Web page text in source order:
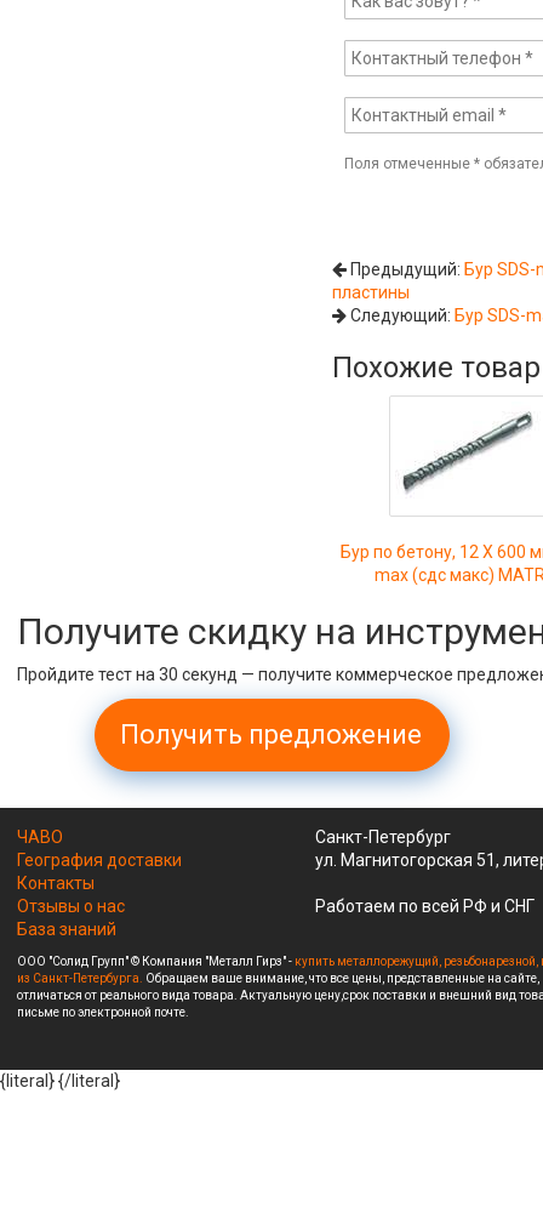
Поля отмеченные*
Предыдущий: Бур
пластины
Следующий: Бур SDS-
Похожие
Бур по бетону, 12 Х 600
max (сдс макс)
Получите скидку на
Пройдите тест на 30 секунд — получите коммерческое
Получить предложение
ЧАВО
География доставки
Контакты
Отзывы о нас
База знаний
Санкт-Петербург
ул. Магнитогорская 51,
Работаем по всей РФ и СНГ
ООО "Солид Групп" © Компания "Металл Гирз" - купить металлорежущий,
из Санкт-Петербурга. Обращаем ваше внимание, что все цены, представленные на
отличаться от реального вида товара. Актуальную цену,срок поставки и внешний вид
письме по электронной почте.
{literal}{/literal}